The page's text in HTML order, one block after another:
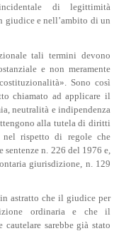
di legittimità
giudice e nell’ambito di un
tali termini devono
e non meramente
Sono così
chiamato ad applicare il
neutralità e indipendenza
alla tutela di diritti
nel rispetto di regole che
n. 226 del 1976 e,
giurisdizione, n. 129
astratto che il giudice per
ordinaria e che il
sarebbe già stato